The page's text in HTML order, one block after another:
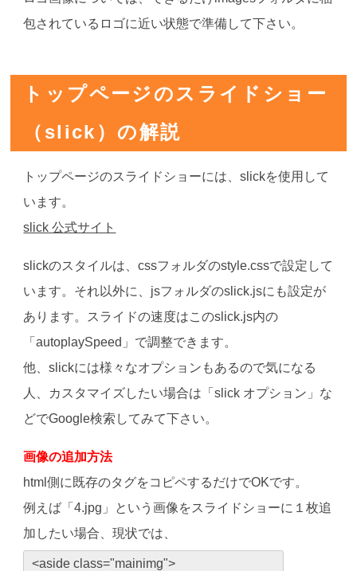
包されているロゴに近い状態で準備して下さい。
トップページのスライドショー
（slick）の解説
トップページのスライドショーには、slickを使用して
います。
slick 公式サイト
slickのスタイルは、cssフォルダのstyle.cssで設定して
います。それ以外に、jsフォルダのslick.jsにも設定が
あります。スライドの速度はこのslick.js内の
「autoplaySpeed」で調整できます。
他、slickには様々なオプションもあるので気になる
人、カスタマイズしたい場合は「slick オプション」な
どでGoogle検索してみて下さい。
画像の追加方法
html側に既存のタグをコピペするだけでOKです。
例えば「4.jpg」という画像をスライドショーに１枚追
加したい場合、現状では、
<aside class="mainimg">